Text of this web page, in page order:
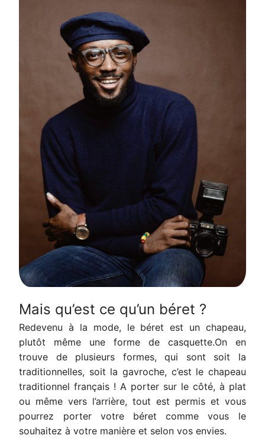
Mais qu’est ce qu’un béret ?
Redevenu à la mode, le béret est un chapeau,
plutôt même une forme de casquette.On en
trouve de plusieurs formes, qui sont soit la
traditionnelles, soit la gavroche, c’est le chapeau
traditionnel français ! A porter sur le côté, à plat
ou même vers l’arrière, tout est permis et vous
pourrez porter votre béret comme vous le
souhaitez à votre manière et selon vos envies.